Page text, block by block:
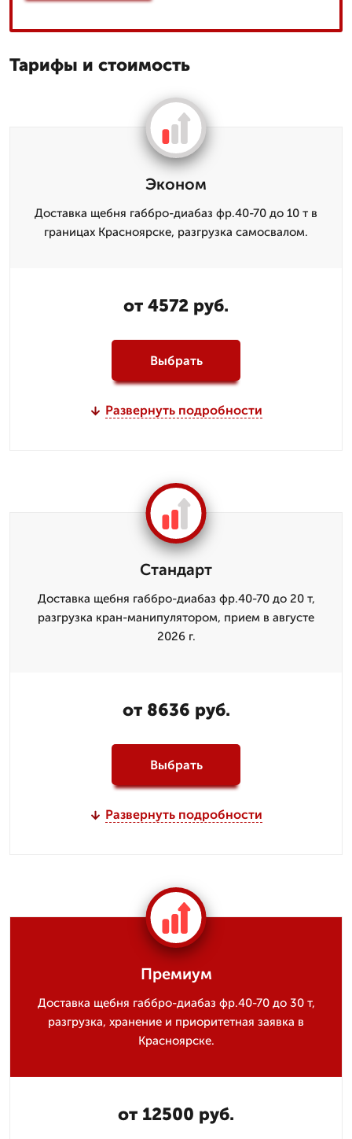
Тарифы и стоимость
Эконом
Доставка щебня габбро-диабаз фр.40-70 до 10 т в
границах Красноярске, разгрузка самосвалом.
от 4572 руб.
Выбрать
Развернуть подробности
Стандарт
Доставка щебня габбро-диабаз фр.40-70 до 20 т,
разгрузка кран-манипулятором, прием в августе
2026 г.
от 8636 руб.
Выбрать
Развернуть подробности
Премиум
Доставка щебня габбро-диабаз фр.40-70 до 30 т,
разгрузка, хранение и приоритетная заявка в
Красноярске.
от 12500 руб.